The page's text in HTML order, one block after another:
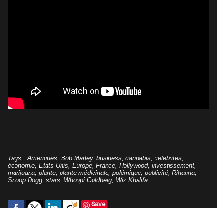
Tags :Amériques, Bob Marley, business, cannabis, célébrités,
économie, Etats-Unis, Europe, France, Hollywood, investissement,
marijuana, plante, plante médicinale, polémique, publicité, Rihanna,
Snoop Dogg, stars, Whoopi Goldberg, Wiz Khalifa
Save